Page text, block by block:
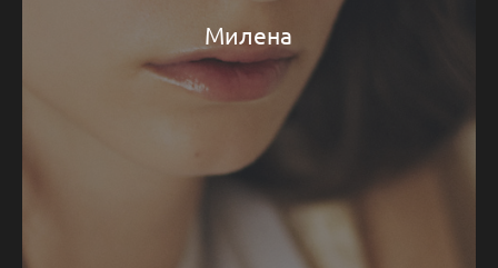
Милена